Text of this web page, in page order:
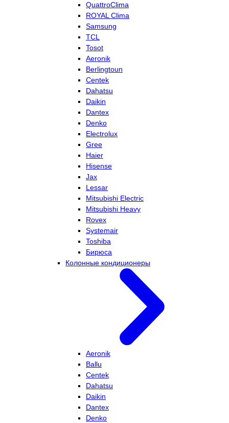
QuattroClima
ROYAL Clima
Samsung
TCL
Tosot
Aeronik
Berlingtoun
Centek
Dahatsu
Daikin
Dantex
Denko
Electrolux
Gree
Haier
Hisense
Jax
Lessar
Mitsubishi Electric
Mitsubishi Heavy
Rovex
Systemair
Toshiba
Бирюса
Колонные кондиционеры
Aeronik
Ballu
Centek
Dahatsu
Daikin
Dantex
Denko